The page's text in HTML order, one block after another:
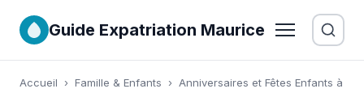
Guide Expatriation Maurice
Accueil › Famille & Enfants ›
Anniversaires et Fêtes Enfants à